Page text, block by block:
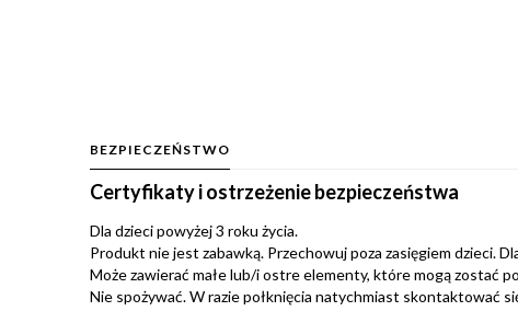
BEZPIECZEŃSTWO
Certyfikaty i ostrzeżenie bezpieczeństwa
Dla dzieci powyżej 3 roku życia.
Produkt nie jest zabawką. Przechowuj poza zasięgiem dzieci.
Może zawierać małe lub/i ostre elementy, które mogą zostać
Nie spożywać. W razie połknięcia natychmiast skontaktować